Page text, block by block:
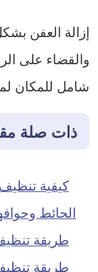
إزالة العفن
والقضاء على
شامل للمكان
ذات صلة
كيفية
الحائط
طريقة
طريقة